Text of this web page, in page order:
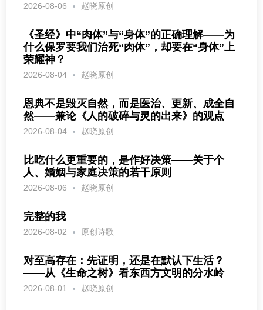
2026-08-06 赵晓原创
《圣经》中“肉体”与“身体”的正确理解——为
什么保罗要我们治死“肉体”，却要在“身体”上
荣耀神？
2026-08-04 赵晓原创
恩典不是毁灭自然，而是医治、更新、成全自
然——兼论《人的破碎与灵的出来》的观点
2026-08-04 赵晓原创
比吃什么更重要的，是作好决策——关于个
人、婚姻与家庭决策的若干原则
2026-08-06 赵晓原创
完整的我
2026-08-02 原创诗歌
对至高存在：先证明，还是在默认下生活？
——从《生命之树》看东西方文明的分水岭
2026-08-01 赵晓原创